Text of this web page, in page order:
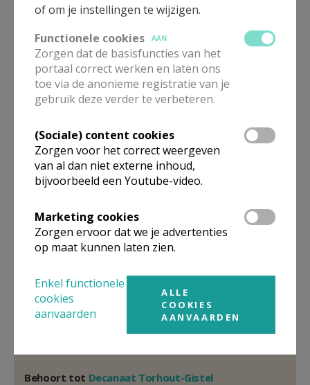
Pastoor PE
E.H. Bart Demuynck
Oude Dorpsweg 92 A
8490 JABBEKE
050/70 40 68
Google Maps
Organisatiestructuur
Niet gevonden wat je zocht? Hier vind je links naar de
gegevens van andere organisaties op het boven-,
Behoort tot Decanaat Torhout-Gistel
of om je instellingen te wijzigen.
Functionele cookies
AAN
Zorgen dat de basisfuncties van het
portaal correct werken en laten ons
toe via de anonieme registratie van je
gebruik deze verder te verbeteren.
(Sociale) content cookies
Zorgen voor het correct weergeven
van al dan niet externe inhoud,
bijvoorbeeld een Youtube-video.
Marketing cookies
Zorgen ervoor dat we je advertenties
op maat kunnen laten zien.
Enkel functionele
cookies
aanvaarden
ALLE
COOKIES
AANVAARDEN